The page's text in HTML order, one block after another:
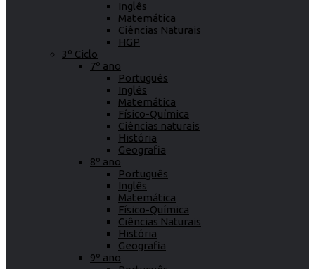
Inglês
Matemática
Ciências Naturais
HGP
3º Ciclo
7º ano
Português
Inglês
Matemática
Físico-Química
Ciências naturais
História
Geografia
8º ano
Português
Inglês
Matemática
Físico-Química
Ciências Naturais
História
Geografia
9º ano